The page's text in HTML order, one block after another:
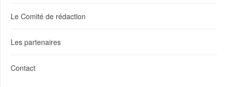
Le Comité de rédaction
Les partenaires
Contact